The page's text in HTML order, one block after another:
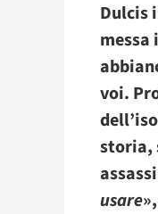
Dulcis
voi.
storia,
usare